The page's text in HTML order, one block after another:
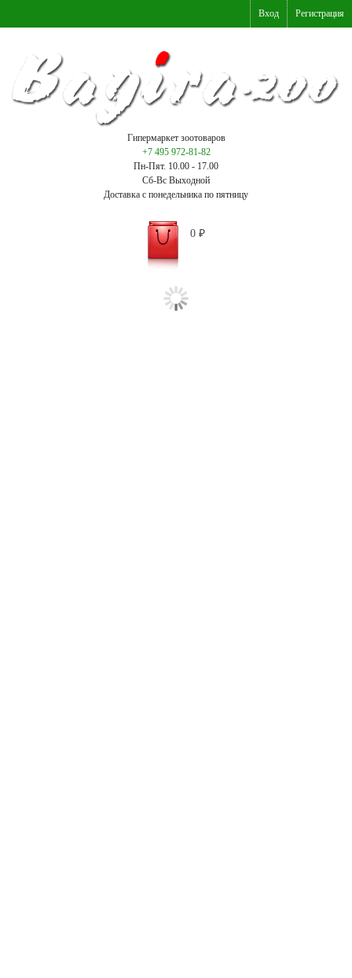
Вход Регистрация
Гипермаркет зоотоваров
+7 495 972-81-82
Пн-Пят. 10.00 - 17.00
Сб-Вс Выходной
Доставка с понедельника по пятницу
0 ₽